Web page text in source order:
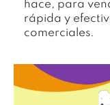
hace, para
rápida y
comerciales.